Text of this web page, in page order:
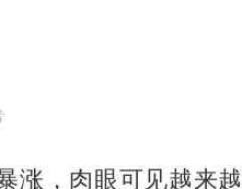
涨，肉眼可见越来